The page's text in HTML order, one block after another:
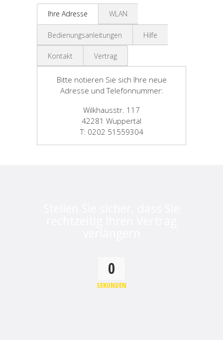
Ihre Adresse WLAN
Bedienungsanleitungen Hilfe
Kontakt Vertrag
Bitte notieren Sie sich Ihre neue
Adresse und Telefonnummer:
Wilkhausstr. 117
42281 Wuppertal
T: 0202 51559304
0
SEKUNDEN